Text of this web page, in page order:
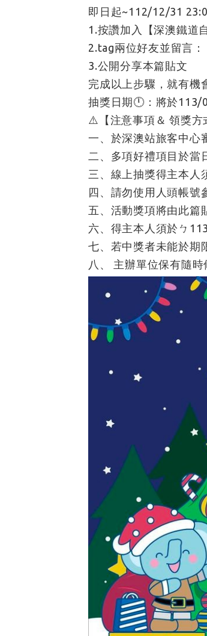
即日起~112/12/31
1.按讚加入【深澳鐵道
2.tag兩位好友並留言：
3.公開分享本篇貼文
完成以上步驟，就有機
抽獎日期🕛：將於113/
⚠️【注意事項＆ 領獎方
一、於深澳站旅客中心
二、多項好禮項目於當
三、線上抽獎得主本人
四、請勿使用人頭帳號
五、活動獎項將由此篇
六、得主本人須於ㄅ
七、若中獎者未能於期
八、 主辦單位保有隨時